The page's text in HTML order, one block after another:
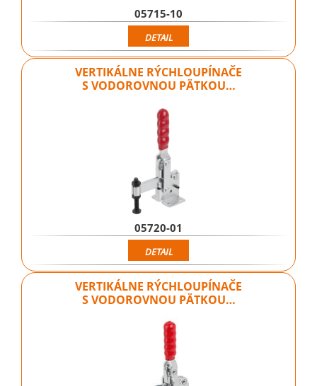
05715-10
DETAIL
VERTIKÁLNE RÝCHLOUPÍNAČE
S VODOROVNOU PÄTKOU…
05720-01
DETAIL
VERTIKÁLNE RÝCHLOUPÍNAČE
S VODOROVNOU PÄTKOU…